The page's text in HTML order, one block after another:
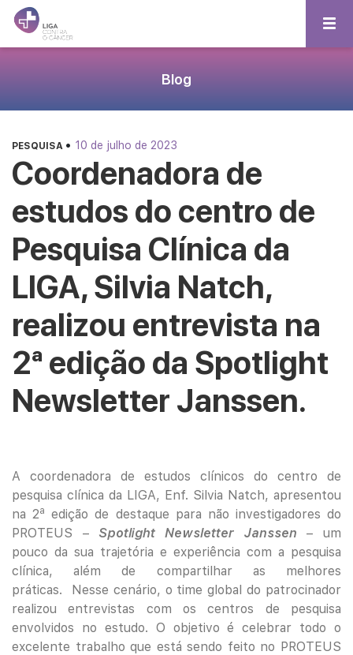
Blog
PESQUISA • 10 de julho de 2023
Coordenadora de
estudos do centro de
Pesquisa Clínica da
LIGA, Silvia Natch,
realizou entrevista na
2ª edição da Spotlight
Newsletter Janssen.
A coordenadora de estudos clínicos do centro de
pesquisa clínica da LIGA, Enf. Silvia Natch, apresentou
na 2a
edição de destaque para não investigadores do
PROTEUS – Spotlight Newsletter Janssen – um
pouco da sua trajetória e experiência com a pesquisa
clínica, além de compartilhar as melhores
práticas. Nesse cenário, o time global do patrocinador
realizou entrevistas com os centros de pesquisa
envolvidos no estudo. O objetivo é celebrar todo o
excelente trabalho que está sendo feito no PROTEUS